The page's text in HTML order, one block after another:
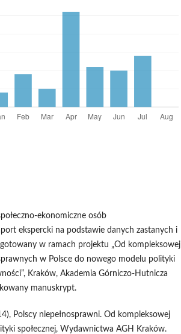
ekonomiczne osób
ekspercki na podstawie danych zastanych i
w ramach projektu „Od kompleksowej
w Polsce do nowego modelu polityki
Kraków, Akademia Górniczo-Hutnicza
manuskrypt.
Polscy niepełnosprawni. Od kompleksowej
społecznej, Wydawnictwa AGH Kraków.